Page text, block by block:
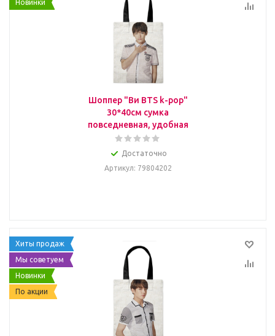
Новинки
Шоппер "Ви BTS k-pop"
30*40см сумка
повседневная, удобная
Достаточно
Артикул: 79804202
Хиты продаж
Мы советуем
Новинки
По акции